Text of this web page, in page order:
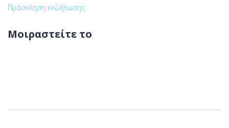
Πρόσκληση εκδήλωσης
Μοιραστείτε το